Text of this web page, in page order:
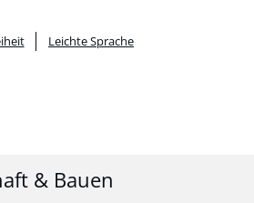
Leichte Sprache
& Bauen